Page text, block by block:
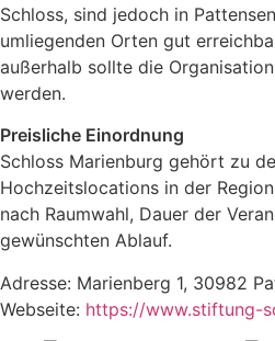
Schloss, sind jedoch in
umliegenden Orten gut
außerhalb sollte die
werden.
Preisliche Einordnung
Schloss Marienburg gehört zu
Hochzeitslocations in der
nach Raumwahl, Dauer der
gewünschten Ablauf.
Adresse: Marienberg 1, 30982
Webseite: https://www.stiftung-